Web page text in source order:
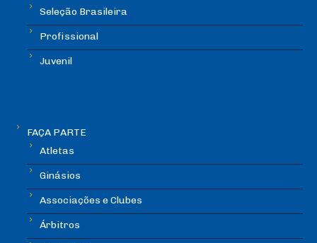
Seleção Brasileira
Profissional
Juvenil
FAÇA PARTE
Atletas
Ginásios
Associações e Clubes
Árbitros